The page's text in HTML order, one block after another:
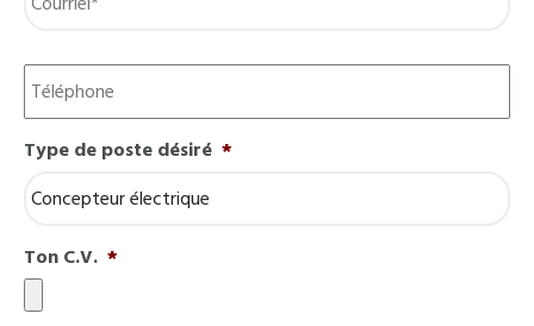
Téléphone
Type de poste désiré *
Ton C.V. *